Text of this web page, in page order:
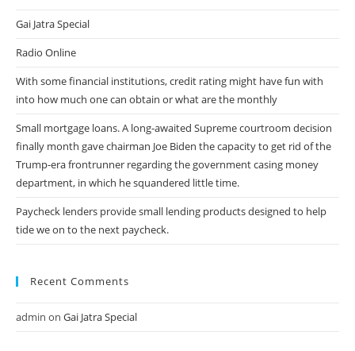
Gai Jatra Special
Radio Online
With some financial institutions, credit rating might have fun with
into how much one can obtain or what are the monthly
Small mortgage loans. A long-awaited Supreme courtroom decision
finally month gave chairman Joe Biden the capacity to get rid of the
Trump-era frontrunner regarding the government casing money
department, in which he squandered little time.
Paycheck lenders provide small lending products designed to help
tide we on to the next paycheck.
Recent Comments
admin on Gai Jatra Special